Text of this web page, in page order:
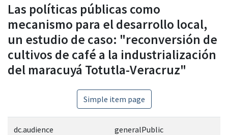
Las políticas públicas como
mecanismo para el desarrollo local,
un estudio de caso: "reconversión de
cultivos de café a la industrialización
del maracuyá Totutla-Veracruz"
Simple item page
dc.audience generalPublic